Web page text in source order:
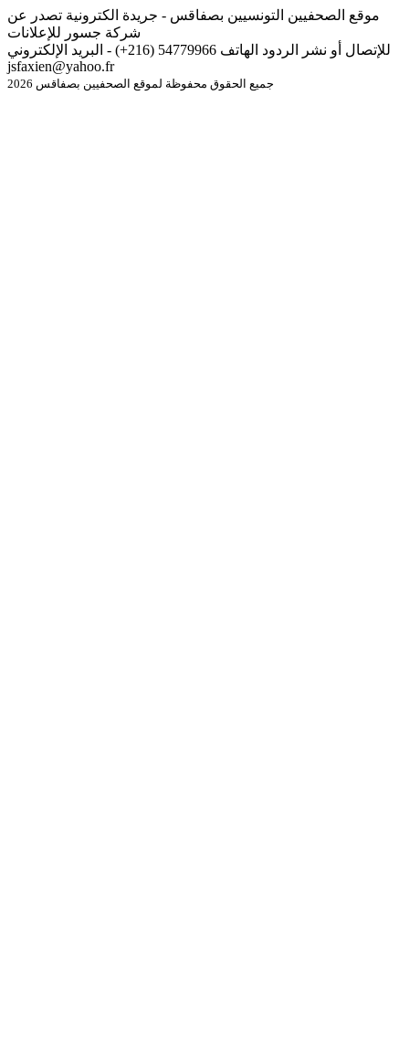
موقع الصحفيين التونسيين بصفاقس - جريدة الكترونية تصدر عن
شركة جسور للإعلانات
للإتصال أو نشر الردود الهاتف 54779966 (216+) - البريد الإلكتروني
jsfaxien@yahoo.fr
جميع الحقوق محفوظة لموقع الصحفيين بصفاقس 2026